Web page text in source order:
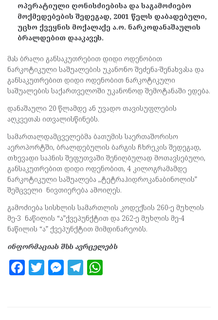
ოპერატიული ღონისძიებისა და საგამოძიებო
მოქმედებების შედეგად, 2001 წელს დაბადებული,
უცხო ქვეყნის მოქალაქე ა.ო. ნარკოდანაშაულის
ბრალდებით დააკავეს.
მას ბრალი განსაკუთრებით დიდი ოდენობით
ნარკოტიკული საშუალების უკანონო შეძენა-შენახვასა და
განსაკუთრებით დიდი ოდენობით ნარკოტიკული
საშუალების საქართველოში უკანონოდ შემოტანაში ედება.
დანაშაული 20 წლამდე ან უვადო თავისუფლების
აღკვეთას ითვალისწინებს.
სამართალდამცველებმა ბათუმის საერთაშორისო
აეროპორტში, ბრალდებულის ბარგის ჩხრეკის შედეგად,
თხევადი საპნის შეფუთვაში შენიღბულად მოთავსებული,
განსაკუთრებით დიდი ოდენობით, 4 კილოგრამამდე
ნარკოტიკული საშუალება ,,ტეტრაჰიდროკანაბინოლის”
შემცველი ნივთიერება ამოიღეს.
გამოძიება სისხლის სამართლის კოდექსის 260-ე მუხლის
მე-3 ნაწილის “ა”ქვეპუნქტით და 262-ე მუხლის მე-4
ნაწილის “ა” ქვეპუნქტით მიმდინარეობს.
ინფორმაციას შსს ავრცელებს
F T M T